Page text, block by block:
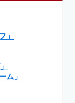
」
ム」